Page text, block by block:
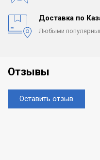
Доставка по
Любыми
Отзывы
Оставить отзыв